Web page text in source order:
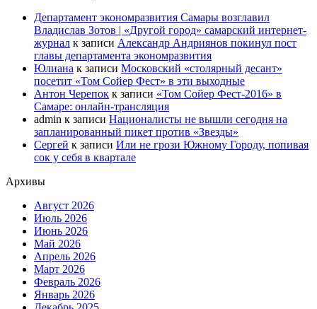
Департамент экономразвития Самары возглавил
Владислав Зотов | «Другой город» самарский интернет-
журнал к записи Александр Андриянов покинул пост
главы департамента экономразвития
Юлиана к записи Московский «столярный десант»
посетит «Том Сойер Фест» в эти выходные
Антон Черепок к записи «Том Сойер Фест-2016» в
Самаре: онлайн-трансляция
admin к записи Националисты не вышли сегодня на
запланированный пикет против «Звезды»
Сергей к записи Или не грози Южному Городу, попивая
сок у себя в квартале
Архивы
Август 2026
Июль 2026
Июнь 2026
Май 2026
Апрель 2026
Март 2026
Февраль 2026
Январь 2026